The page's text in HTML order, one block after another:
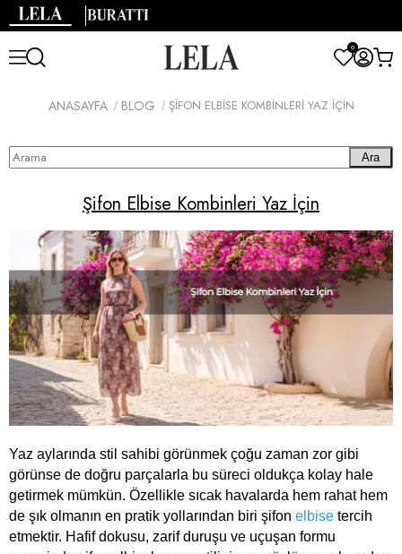
0
ANASAYFA BLOG ŞIFON ELBISE KOMBINLERI YAZ İÇIN
Ara
Şifon Elbise Kombinleri Yaz İçin
Yaz aylarında stil sahibi görünmek çoğu zaman zor gibi
görünse de doğru parçalarla bu süreci oldukça kolay hale
getirmek mümkün. Özellikle sıcak havalarda hem rahat hem
de şık olmanın en pratik yollarından biri şifon elbise tercih
etmektir. Hafif dokusu, zarif duruşu ve uçuşan formu